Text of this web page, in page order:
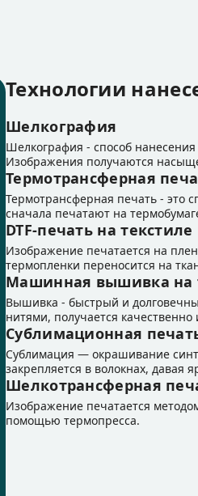
Технологии
Шелкография
Шелкография - способ
Изображения получаются
Термотрансферная
Термотрансферная печать - это
сначала печатают на
DTF-печать на текстиле
Изображение печатается на
термопленки переносится на
Машинная вышивка на
Вышивка - быстрый и
нитями, получается
Сублимационная
Сублимация — окрашивание
закрепляется в волокнах, давая
Шелкотрансферная
Изображение печатается
помощью термопресса.